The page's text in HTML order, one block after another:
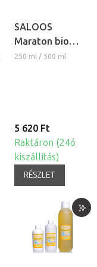
SALOOS
Maraton bio
masszázsolaj és
250 ml / 500 ml
5 620 Ft
Raktáron (24ó
kiszállítás)
RÉSZLET